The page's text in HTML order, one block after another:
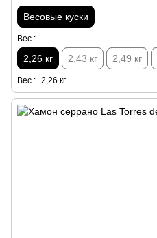
Весовые куски
Вес :
2,26 кг 2,43 кг 2,49 кг
Вес : 2,26 кг